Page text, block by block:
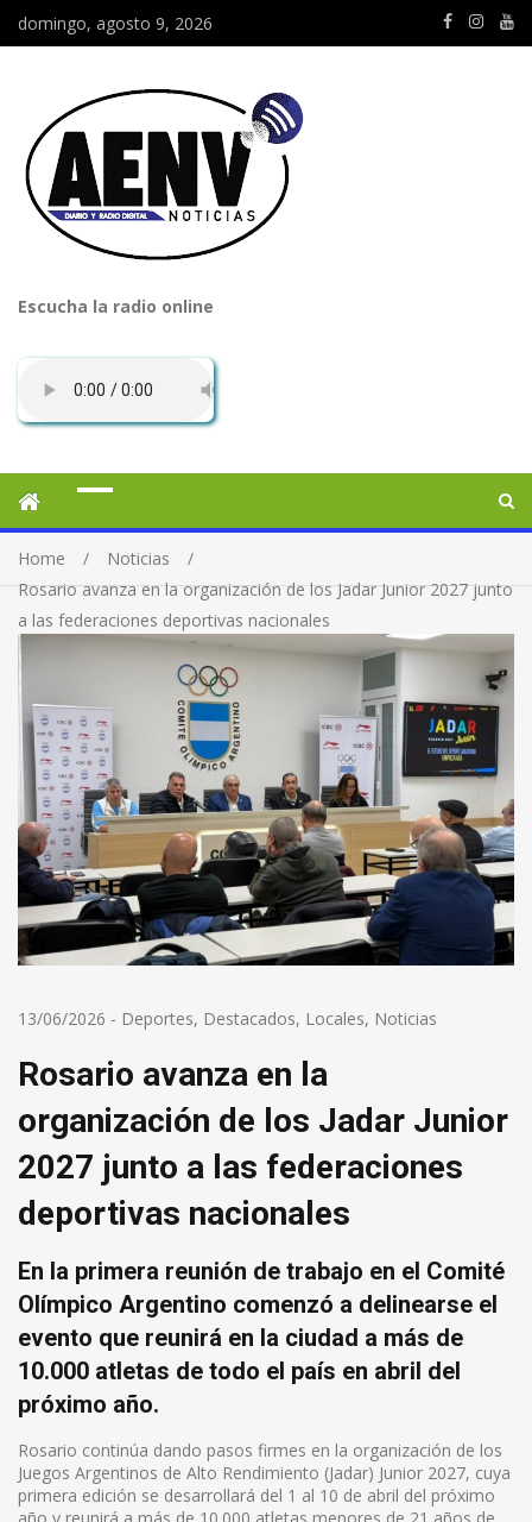
domingo, agosto 9, 2026
Escucha la radio online
Home
Noticias
Rosario avanza en la organización de los Jadar Junior 2027 junto
a las federaciones deportivas nacionales
13/06/2026 - Deportes, Destacados, Locales, Noticias
Rosario avanza en la
organización de los Jadar Junior
2027 junto a las federaciones
deportivas nacionales
En la primera reunión de trabajo en el Comité
Olímpico Argentino comenzó a delinearse el
evento que reunirá en la ciudad a más de
10.000 atletas de todo el país en abril del
próximo año.
Rosario continúa dando pasos firmes en la organización de los
Juegos Argentinos de Alto Rendimiento (Jadar) Junior 2027, cuya
primera edición se desarrollará del 1 al 10 de abril del próximo